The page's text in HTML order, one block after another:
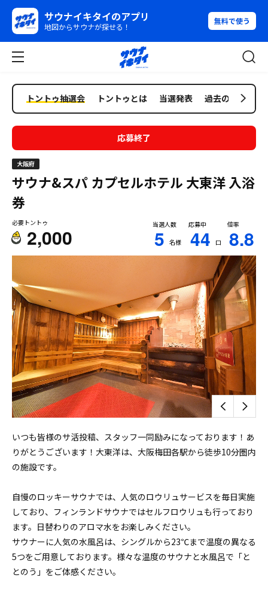
サウナイキタイのアプリ
地図からサウナが探せる！
無料で使う
トントゥ抽選会 トントゥとは 当選発表 過去の抽選会
応募終了
大阪府
サウナ&スパ カプセルホテル 大東洋 入浴
券
必要トントゥ
2,000
当選人数
5 名様
応募中
44 口
倍率
8.8
いつも皆様のサ活投稿、スタッフ一同励みになっております！あ
りがとうございます！大東洋は、大阪梅田各駅から徒歩10分圏内
の施設です。
自慢のロッキーサウナでは、人気のロウリュサービスを毎日実施
しており、フィンランドサウナではセルフロウリュも行っており
ます。日替わりのアロマ水をお楽しみください。
サウナーに人気の水風呂は、シングルから23℃まで温度の異なる
5つをご用意しております。様々な温度のサウナと水風呂で「と
とのう」をご体感ください。